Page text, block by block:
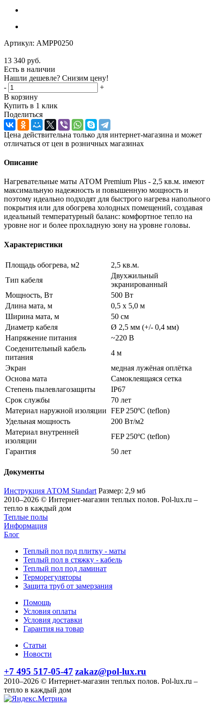
Артикул: AMPP0250
13 340 руб.
Есть в наличии
Нашли дешевле? Снизим цену!
-
+
В корзину
Купить в 1 клик
Поделиться
Цена действительна только для интернет-магазина и может
отличаться от цен в розничных магазинах
Описание
Нагревательные маты АТОМ Premium Plus - 2,5 кв.м. имеют
максимальную надежность и повышенную мощность и
поэтому идеально подходят для быстрого нагрева напольного
покрытия или для обогрева холодных помещений, создавая
идеальный температурный баланс: комфортное тепло на
уровне ног и более прохладную зону на уровне головы.
Характеристики
Площадь обогрева, м2
2,5 кв.м.
Тип кабеля
Двухжильный
экранированный
Мощность, Вт
500 Вт
Длина мата, м
0,5 х 5,0 м
Ширина мата, м
50 см
Диаметр кабеля
Ø 2,5 мм (+/- 0,4 мм)
Напряжение питания
~220 В
Соеденительный кабель
питания
4 м
Экран
медная лужёная оплётка
Основа мата
Самоклеящаяся сетка
Степень пылевлагозащиты
IP67
Срок службы
70 лет
Материал наружной изоляции FEP 250ºС (teflon)
Удельная мощность
200 Вт/м2
Материал внутренней
изоляции
FEP 250ºС (teflon)
Гарантия
50 лет
Документы
Инструкция АТОМ Standart Размер: 2,9 мб
2010–2026 © Интернет-магазин теплых полов. Pol-lux.ru –
тепло в каждый дом
Теплые полы
Информация
Блог
Теплый пол под плитку - маты
Теплый пол в стяжку - кабель
Теплый пол под ламинат
Терморегуляторы
Защита труб от замерзания
Помощь
Условия оплаты
Условия доставки
Гарантия на товар
Статьи
Новости
+7 495 517-05-47 zakaz@pol-lux.ru
2010–2026 © Интернет-магазин теплых полов. Pol-lux.ru –
тепло в каждый дом